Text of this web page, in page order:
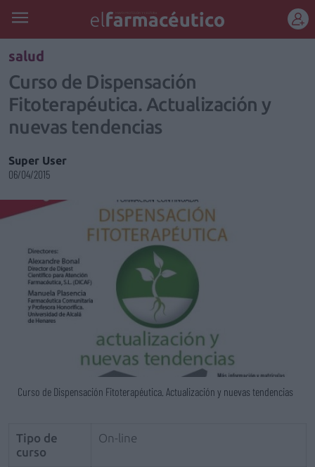
salud
Curso de Dispensación
Fitoterapéutica. Actualización y
nuevas tendencias
Super User
06/04/2015
Curso de Dispensación Fitoterapéutica. Actualización y nuevas tendencias
Tipo de
curso
On-line